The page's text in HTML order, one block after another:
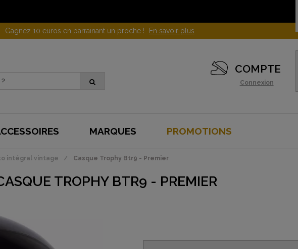
Gagnez 10 euros en parrainant un proche ! En savoir plus
COMPTE
Connexion
MARQUES PROMOTIONS
intégral vintage Casque Trophy Btr9 - Premier
TROPHY BTR9 - PREMIER